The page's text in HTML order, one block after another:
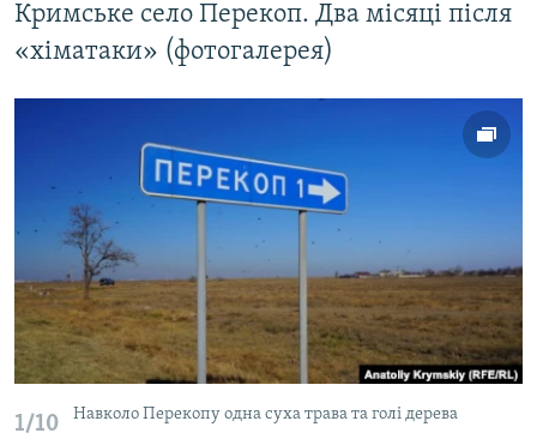
Кримське село Перекоп. Два місяці після
«хіматаки» (фотогалерея)
1/10 Навколо Перекопу одна суха трава та голі дерева